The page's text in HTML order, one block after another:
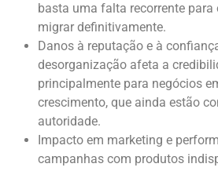
basta uma falta recorrente
migrar definitivamente.
Danos à reputação e à
desorganização afeta a
principalmente para negócios
crescimento, que ainda estão
autoridade.
Impacto em marketing e
campanhas com produtos